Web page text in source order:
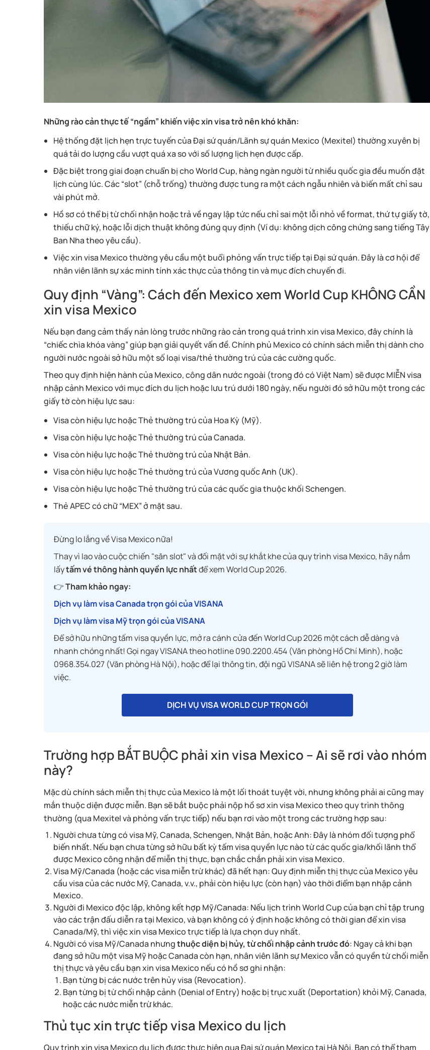
Những rào cản thực tế “ngầm” khiến việc xin visa trở nên khó khăn:
Hệ thống đặt lịch hẹn trực tuyến của Đại sứ quán/Lãnh sự quán Mexico (Mexitel) thường xuyên bị
quá tải do lượng cầu vượt quá xa so với số lượng lịch hẹn được cấp.
Đặc biệt trong giai đoạn chuẩn bị cho World Cup, hàng ngàn người từ nhiều quốc gia đều muốn đặt
lịch cùng lúc. Các “slot” (chỗ trống) thường được tung ra một cách ngẫu nhiên và biến mất chỉ sau
vài phút mở.
Hồ sơ có thể bị từ chối nhận hoặc trả về ngay lập tức nếu chỉ sai một lỗi nhỏ về format, thứ tự giấy tờ,
thiếu chữ ký, hoặc lỗi dịch thuật không đúng quy định (Ví dụ: không dịch công chứng sang tiếng Tây
Ban Nha theo yêu cầu).
Việc xin visa Mexico thường yêu cầu một buổi phỏng vấn trực tiếp tại Đại sứ quán. Đây là cơ hội để
nhân viên lãnh sự xác minh tính xác thực của thông tin và mục đích chuyến đi.
Quy định “Vàng”: Cách đến Mexico xem World Cup KHÔNG CẦN
xin visa Mexico
Nếu bạn đang cảm thấy nản lòng trước những rào cản trong quá trình xin visa Mexico, đây chính là
“chiếc chìa khóa vàng” giúp bạn giải quyết vấn đề. Chính phủ Mexico có chính sách miễn thị dành cho
người nước ngoài sở hữu một số loại visa/thẻ thường trú của các cường quốc.
Theo quy định hiện hành của Mexico, công dân nước ngoài (trong đó có Việt Nam) sẽ được MIỄN visa
nhập cảnh Mexico với mục đích du lịch hoặc lưu trú dưới 180 ngày, nếu người đó sở hữu một trong các
giấy tờ còn hiệu lực sau:
Visa còn hiệu lực hoặc Thẻ thường trú của Hoa Kỳ (Mỹ).
Visa còn hiệu lực hoặc Thẻ thường trú của Canada.
Visa còn hiệu lực hoặc Thẻ thường trú của Nhật Bản.
Visa còn hiệu lực hoặc Thẻ thường trú của Vương quốc Anh (UK).
Visa còn hiệu lực hoặc Thẻ thường trú của các quốc gia thuộc khối Schengen.
Thẻ APEC có chữ “MEX” ở mặt sau.
Đừng lo lắng về Visa Mexico nữa!
Thay vì lao vào cuộc chiến "săn slot" và đối mặt với sự khắt khe của quy trình visa Mexico, hãy nắm
lấytấm vé thông hành quyền lực nhấtđể xem World Cup 2026.
👉Tham khảo ngay:
Dịch vụ làm visa Canada trọn gói của VISANA
Dịch vụ làm visa Mỹ trọn gói của VISANA
Để sở hữu những tấm visa quyền lực, mở ra cánh cửa đến World Cup 2026 một cách dễ dàng và
nhanh chóng nhất! Gọi ngay VISANA theo hotline 090.2200.454 (Văn phòng Hồ Chí Minh), hoặc
0968.354.027 (Văn phòng Hà Nội), hoặc để lại thông tin, đội ngũ VISANA sẽ liên hệ trong 2 giờ làm
việc.
DỊCH VỤ VISA WORLD CUP TRỌN GÓI
Trường hợp BẮT BUỘC phải xin visa Mexico – Ai sẽ rơi vào nhóm
này?
Mặc dù chính sách miễn thị thực của Mexico là một lối thoát tuyệt vời, nhưng không phải ai cũng may
mắn thuộc diện được miễn. Bạn sẽ bắt buộc phải nộp hồ sơ xin visa Mexico theo quy trình thông
thường (qua Mexitel và phỏng vấn trực tiếp) nếu bạn rơi vào một trong các trường hợp sau:
Người chưa từng có visa Mỹ, Canada, Schengen, Nhật Bản, hoặc Anh: Đây là nhóm đối tượng phổ
biến nhất. Nếu bạn chưa từng sở hữu bất kỳ tấm visa quyền lực nào từ các quốc gia/khối lãnh thổ
được Mexico công nhận để miễn thị thực, bạn chắc chắn phải xin visa Mexico.
Visa Mỹ/Canada (hoặc các visa miễn trừ khác) đã hết hạn: Quy định miễn thị thực của Mexico yêu
cầu visa của các nước Mỹ, Canada, v.v., phải còn hiệu lực (còn hạn) vào thời điểm bạn nhập cảnh
Mexico.
Người đi Mexico độc lập, không kết hợp Mỹ/Canada: Nếu lịch trình World Cup của bạn chỉ tập trung
vào các trận đấu diễn ra tại Mexico, và bạn không có ý định hoặc không có thời gian để xin visa
Canada/Mỹ, thì việc xin visa Mexico trực tiếp là lựa chọn duy nhất.
Người có visa Mỹ/Canada nhưngthuộc diện bị hủy, từ chối nhập cảnh trước đó: Ngay cả khi bạn
đang sở hữu một visa Mỹ hoặc Canada còn hạn, nhân viên lãnh sự Mexico vẫn có quyền từ chối miễn
thị thực và yêu cầu bạn xin visa Mexico nếu có hồ sơ ghi nhận:
Bạn từng bị các nước trên hủy visa (Revocation).
Bạn từng bị từ chối nhập cảnh (Denial of Entry) hoặc bị trục xuất (Deportation) khỏi Mỹ, Canada,
hoặc các nước miễn trừ khác.
Thủ tục xin trực tiếp visa Mexico du lịch
Quy trình xin visa Mexico du lịch được thực hiện qua Đại sứ quán Mexico tại Hà Nội. Bạn có thể tham